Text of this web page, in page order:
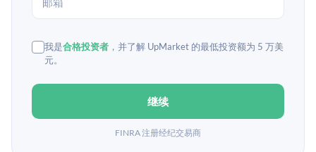
我是合格投资者 ，并了解 UpMarket 的最低投资额为 5 万美
元。
继续
FINRA 注册经纪交易商